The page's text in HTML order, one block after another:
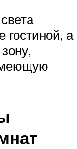
гостиной, а